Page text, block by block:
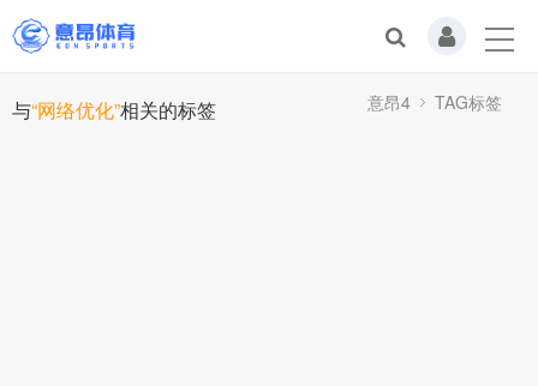
与“网络优化”相关的标签 意昂4 TAG标签